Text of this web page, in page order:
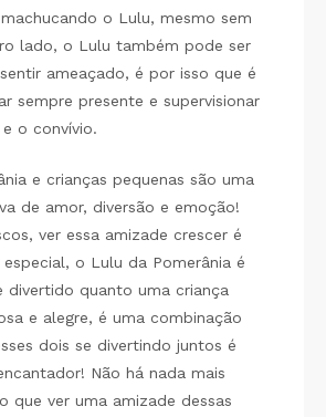
o Lulu, mesmo sem
lado, o Lulu também pode ser
ameaçado, é por isso que é
sempre presente e supervisionar
o convívio.
e crianças pequenas são uma
de amor, diversão e emoção!
ver essa amizade crescer é
o Lulu da Pomerânia é
divertido quanto uma criança
e alegre, é uma combinação
dois se divertindo juntos é
Não há nada mais
que ver uma amizade dessas